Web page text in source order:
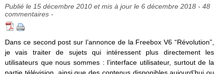
Publié le 15 décembre 2010 et mis à jour le 6 décembre 2018 - 48
commentaires -
Dans ce second post sur l’annonce de la Freebox V6 “Révolution”,
je vais traiter de sujets qui intéressent plus directement les
utilisateurs que nous sommes : l’interface utilisateur, surtout de la